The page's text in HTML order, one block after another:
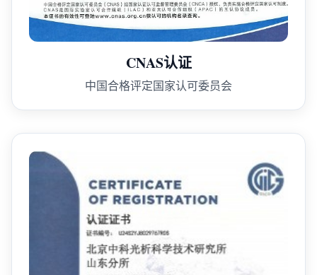
CNAS认证
中国合格评定国家认可委员会